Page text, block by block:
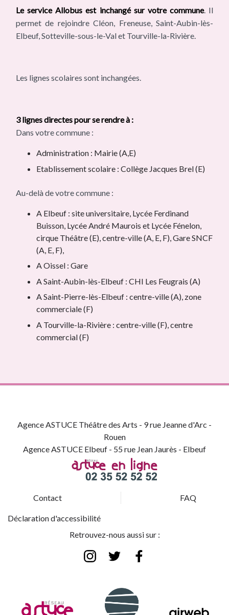
Le service Allobus est inchangé sur votre commune. Il
permet de rejoindre Cléon, Freneuse, Saint-Aubin-lès-
Elbeuf, Sotteville-sous-le-Val et Tourville-la-Rivière.
Les lignes scolaires sont inchangées.
3 lignes directes pour se rendre à :
Dans votre commune :
Administration : Mairie (A,E)
Etablissement scolaire : Collège Jacques Brel (E)
Au-delà de votre commune :
A Elbeuf : site universitaire, Lycée Ferdinand
Buisson, Lycée André Maurois et Lycée Fénelon,
cirque Théâtre (E), centre-ville (A, E, F), Gare SNCF
(A, E, F),
A Oissel : Gare
A Saint-Aubin-lès-Elbeuf : CHI Les Feugrais (A)
A Saint-Pierre-lès-Elbeuf : centre-ville (A), zone
commerciale (F)
A Tourville-la-Rivière : centre-ville (F), centre
commercial (F)
Agence ASTUCE Théâtre des Arts - 9 rue Jeanne d'Arc -
Rouen
Agence ASTUCE Elbeuf - 55 rue Jean Jaurès - Elbeuf
Contact FAQ
Déclaration d'accessibilité
Retrouvez-nous aussi sur :